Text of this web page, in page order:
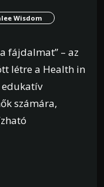
Wisdom
fájdalmat” – az
létre a Health in
edukatív
számára,